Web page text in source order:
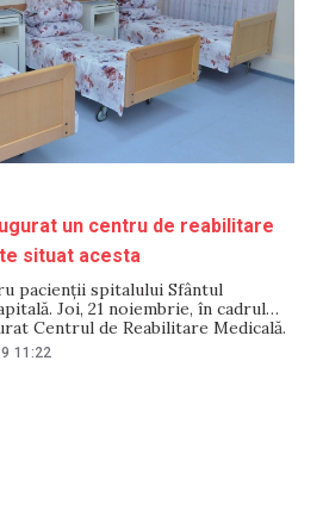
un centru de reabilitare
situat acesta
pacienţii spitalului Sfântul
Joi, 21 noiembrie, în cadrul
Centrul de Reabilitare Medicală.
a fost plasat pe site-ul primăriei.
11:22